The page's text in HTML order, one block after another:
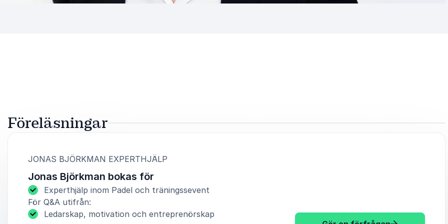
Föreläsningar
JONAS BJÖRKMAN EXPERTHJÄLP
Jonas Björkman bokas för
Experthjälp inom Padel och träningssevent
För Q&A utifrån:
Ledarskap, motivation och entreprenörskap